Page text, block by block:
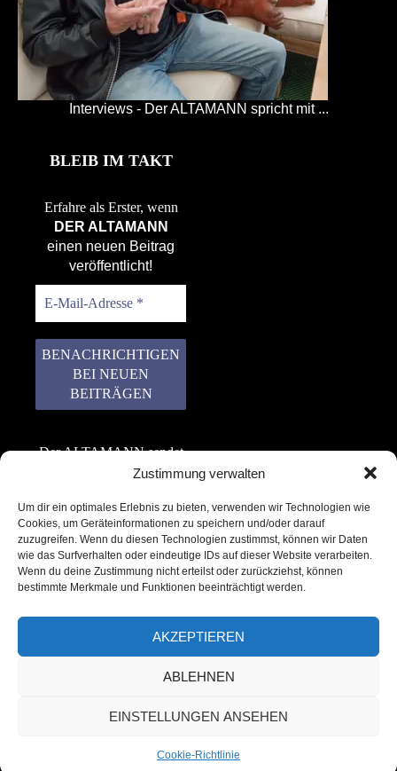
Zustimmung verwalten
Um dir ein optimales Erlebnis zu bieten, verwenden wir Technologien wie
Cookies, um Geräteinformationen zu speichern und/oder darauf
zuzugreifen. Wenn du diesen Technologien zustimmst, können wir Daten
wie das Surfverhalten oder eindeutige IDs auf dieser Website verarbeiten.
Wenn du deine Zustimmung nicht erteilst oder zurückziehst, können
bestimmte Merkmale und Funktionen beeinträchtigt werden.
AKZEPTIEREN
ABLEHNEN
EINSTELLUNGEN ANSEHEN
Cookie-Richtlinie
Interviews - Der ALTAMANN spricht mit ...
BLEIB IM TAKT
Erfahre als Erster, wenn
DER ALTAMANN
einen neuen Beitrag
veröffentlicht!
Der ALTAMANN sendet
keinen Spam! Er gibt
weiter. Erfahre mehr in
unserer
Datenschutzerklärung.
Copyright © 2022 – 2025 | ALTAMANN.com